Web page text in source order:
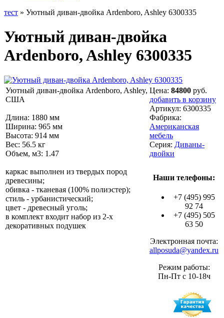
тест » Уютный диван-двойка Ardenboro, Ashley 6300335
Уютный диван-двойка
Ardenboro, Ashley 6300335
Уютный диван-двойка Ardenboro, Ashley,
США
Длина: 1880 мм
Ширина: 965 мм
Высота: 914 мм
Вес: 56.5 кг
Объем, м3: 1.47
каркас выполнен из твердых пород
древесины;
обивка - тканевая (100% полиэстер);
стиль - урбанистический;
цвет - древесный уголь;
в комплект входит набор из 2-х
декоративных подушек
Цена: 84800 руб.
добавить в корзину
Артикул: 6300335
Фабрика:
Американская
мебель
Серия: Диваны-
двойки
Наши телефоны:
+7 (495) 995
92 74
+7 (495) 505
63 50
Электронная почта:
allposuda@yandex.ru
Режим работы:
Пн-Пт с 10-18ч